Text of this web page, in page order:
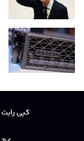
کپی رایت 2023 - 2026 طراحی و پشتیبانی توسط بنچفا